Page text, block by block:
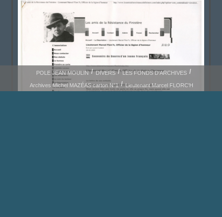
POLE JEAN MOULIN DIVERS LES FONDS D'ARCHIVES
Archives Michel MAZÉAS carton N°1 Lieutenant Marcel FLORC'H